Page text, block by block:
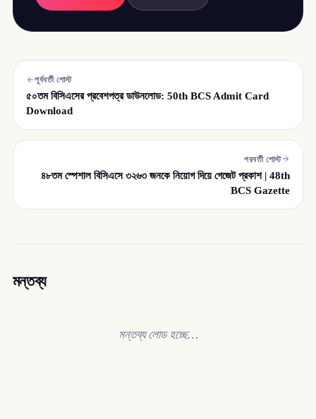
পূর্ববর্তী পোস্ট
৫০তম বিসিএসের প্রবেশপত্র ডাউনলোড: 50th BCS Admit Card
Download
পরবর্তী পোস্ট
৪৮তম স্পেশাল বিসিএসে ৩২৬৩ জনকে নিয়োগ দিয়ে গেজেট প্রকাশ | 48th
BCS Gazette
মন্তব্য
মন্তব্য লোড হচ্ছে…